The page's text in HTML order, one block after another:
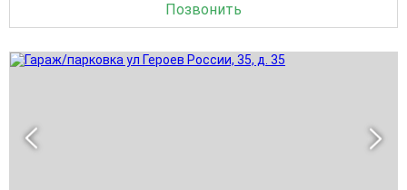
Позвонить